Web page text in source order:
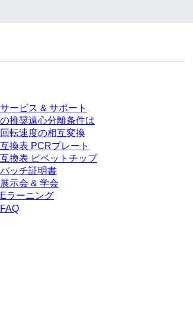
サービス & サポート
の推奨遠心分離条件は
回転速度の相互変換
互換表 PCRプレート
互換表 ピペットチップ
バッチ証明書
展示会 & 学会
Eラーニング
FAQ